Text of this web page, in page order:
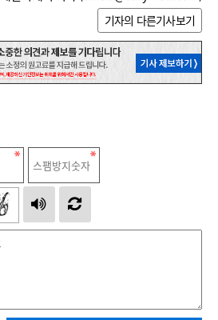
기자의 다른기사보기